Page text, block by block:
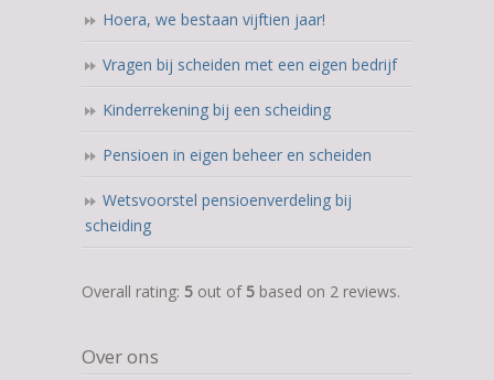
Hoera, we bestaan vijftien jaar!
Vragen bij scheiden met een eigen bedrijf
Kinderrekening bij een scheiding
Pensioen in eigen beheer en scheiden
Wetsvoorstel pensioenverdeling bij
scheiding
5,0
on
Overall rating: 5 out of 5 based on 2 reviews.
Over ons